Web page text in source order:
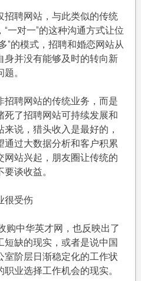
招聘网站，与此类似的传统
一对一”的这种沟通方式让位
”的模式，招聘和婚恋网站从
身并没有能够及时的转向新
。
招聘网站的传统业务，而是
了招聘网站可持续发展和
说，猎头收入是最好的，
通过大数据分析和客户积累
站兴起，朋友圈让传统的
谈收益。
很受伤
购中华英才网，也反映出了
短缺的现实，或者是说中国
阶层日渐稳定化的工作状
业选择工作机会的现实。